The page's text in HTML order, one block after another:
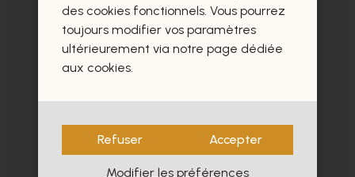
des cookies fonctionnels. Vous pourrez
toujours modifier vos paramètres
ultérieurement via notre page dédiée
aux cookies.
Refuser Accepter
Modifier les préférences